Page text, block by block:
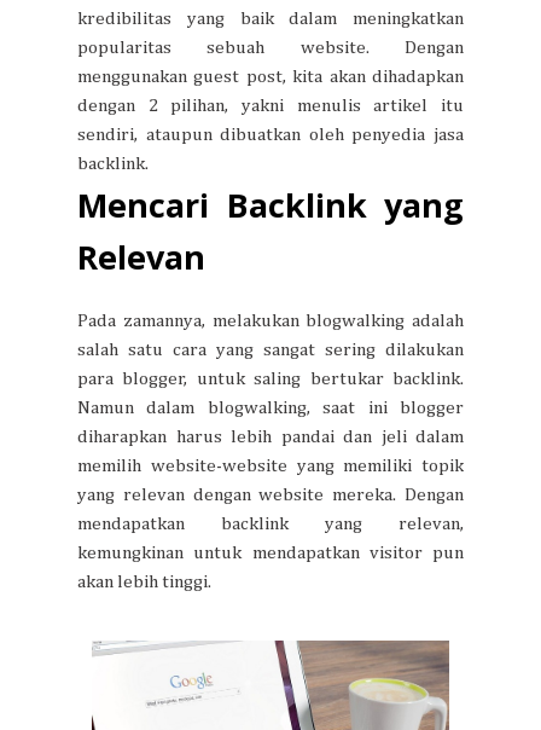
kredibilitas yang baik dalam meningkatkan
popularitas sebuah website. Dengan
menggunakan guest post, kita akan dihadapkan
dengan 2 pilihan, yakni menulis artikel itu
sendiri, ataupun dibuatkan oleh penyedia jasa
backlink.
Mencari Backlink yang
Relevan
Pada zamannya, melakukan blogwalking adalah
salah satu cara yang sangat sering dilakukan
para blogger, untuk saling bertukar backlink.
Namun dalam blogwalking, saat ini blogger
diharapkan harus lebih pandai dan jeli dalam
memilih website-website yang memiliki topik
yang relevan dengan website mereka. Dengan
mendapatkan backlink yang relevan,
kemungkinan untuk mendapatkan visitor pun
akan lebih tinggi.